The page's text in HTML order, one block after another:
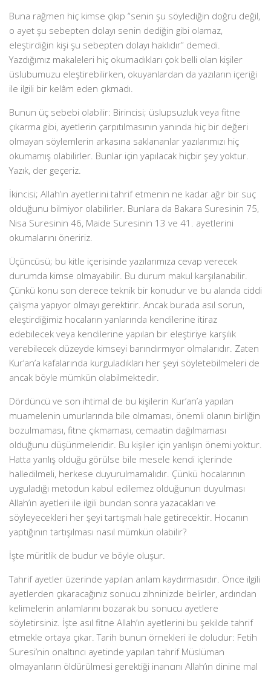
Buna rağmen hiç kimse çıkıp “senin şu söylediğin doğru değil,
o ayet şu sebepten dolayı senin dediğin gibi olamaz,
eleştirdiğin kişi şu sebepten dolayı haklıdır” demedi.
Yazdığımız makaleleri hiç okumadıkları çok belli olan kişiler
üslubumuzu eleştirebilirken, okuyanlardan da yazıların içeriği
ile ilgili bir kelâm eden çıkmadı.
Bunun üç sebebi olabilir: Birincisi; üslupsuzluk veya fitne
çıkarma gibi, ayetlerin çarpıtılmasının yanında hiç bir değeri
olmayan söylemlerin arkasına saklananlar yazılarımızı hiç
okumamış olabilirler. Bunlar için yapılacak hiçbir şey yoktur.
Yazık, der geçeriz.
İkincisi; Allah’ın ayetlerini tahrif etmenin ne kadar ağır bir suç
olduğunu bilmiyor olabilirler. Bunlara da Bakara Suresinin 75,
Nisa Suresinin 46, Maide Suresinin 13 ve 41. ayetlerini
okumalarını öneririz.
Üçüncüsü; bu kitle içerisinde yazılarımıza cevap verecek
durumda kimse olmayabilir. Bu durum makul karşılanabilir.
Çünkü konu son derece teknik bir konudur ve bu alanda ciddi
çalışma yapıyor olmayı gerektirir. Ancak burada asıl sorun,
eleştirdiğimiz hocaların yanlarında kendilerine itiraz
edebilecek veya kendilerine yapılan bir eleştiriye karşılık
verebilecek düzeyde kimseyi barındırmıyor olmalarıdır. Zaten
Kur’an’a kafalarında kurguladıkları her şeyi söyletebilmeleri de
ancak böyle mümkün olabilmektedir.
Dördüncü ve son ihtimal de bu kişilerin Kur’an’a yapılan
muamelenin umurlarında bile olmaması, önemli olanın birliğin
bozulmaması, fitne çıkmaması, cemaatin dağılmaması
olduğunu düşünmeleridir. Bu kişiler için yanlışın önemi yoktur.
Hatta yanlış olduğu görülse bile mesele kendi içlerinde
halledilmeli, herkese duyurulmamalıdır. Çünkü hocalarının
uyguladığı metodun kabul edilemez olduğunun duyulması
Allah’ın ayetleri ile ilgili bundan sonra yazacakları ve
söyleyecekleri her şeyi tartışmalı hale getirecektir. Hocanın
yaptığının tartışılması nasıl mümkün olabilir?
İşte müritlik de budur ve böyle oluşur.
Tahrif ayetler üzerinde yapılan anlam kaydırmasıdır. Önce ilgili
ayetlerden çıkaracağınız sonucu zihninizde belirler, ardından
kelimelerin anlamlarını bozarak bu sonucu ayetlere
söyletirsiniz. İşte asıl fitne Allah’ın ayetlerini bu şekilde tahrif
etmekle ortaya çıkar. Tarih bunun örnekleri ile doludur: Fetih
Suresi’nin onaltıncı ayetinde yapılan tahrif Müslüman
olmayanların öldürülmesi gerektiği inancını Allah’ın dinine mal